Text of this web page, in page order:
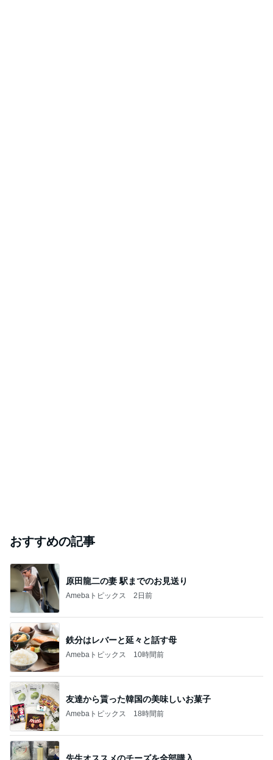
おすすめの記事
原田龍二の妻 駅までのお見送り
Amebaトピックス 2日前
鉄分はレバーと延々と話す母
Amebaトピックス 10時間前
友達から貰った韓国の美味しいお菓子
Amebaトピックス 18時間前
先生オススメのチーズを全部購入